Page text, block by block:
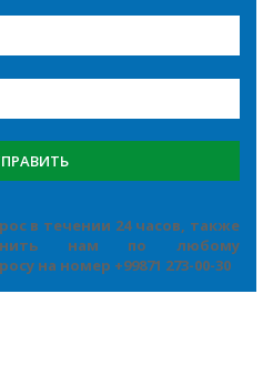
в течении 24 часов, также
нам по любому
на номер +99871 273-00-30